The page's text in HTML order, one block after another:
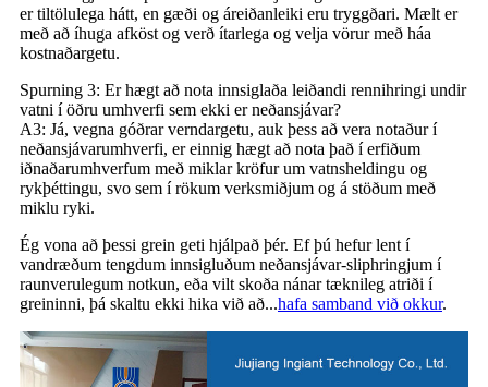
er tiltölulega hátt, en gæði og áreiðanleiki eru tryggðari. Mælt er
með að íhuga afköst og verð ítarlega og velja vörur með háa
kostnaðargetu.
Spurning 3: Er hægt að nota innsiglaða leiðandi rennihringi undir
vatni í öðru umhverfi sem ekki er neðansjávar?
A3: Já, vegna góðrar verndargetu, auk þess að vera notaður í
neðansjávarumhverfi, er einnig hægt að nota það í erfiðum
iðnaðarumhverfum með miklar kröfur um vatnsheldingu og
rykþéttingu, svo sem í rökum verksmiðjum og á stöðum með
miklu ryki.
Ég vona að þessi grein geti hjálpað þér. Ef þú hefur lent í
vandræðum tengdum innsigluðum neðansjávar-sliphringjum í
raunverulegum notkun, eða vilt skoða nánar tæknileg atriði í
greininni, þá skaltu ekki hika við að...hafa samband við okkur.